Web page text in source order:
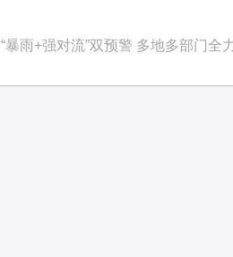
“暴雨+强对流”双预警 多地多部